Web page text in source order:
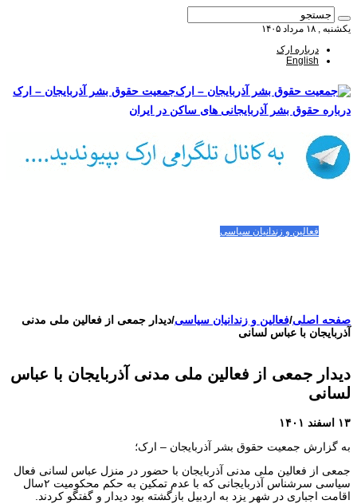
یکشنبه , ۱۸ مرداد ۱۴۰۵
درباره ارک
English
جمعیت حقوق بشر آذربایجان – ارک
درباره حقوق بشر آذربایجانی های ساکن در ایران
فعالین و زندانیان سیاسی
صفحه اصلی/فعالین و زندانیان سیاسی/دیدار جمعی از فعالین ملی مدنی
آذربایجان با عباس لسانی
دیدار جمعی از فعالین ملی مدنی آذربایجان با عباس
لسانی
۱۳ اسفند ۱۴۰۱
به گزارش جمعیت حقوق بشر آذربایجان – ارک؛
جمعی از فعالین ملی مدنی آذربایجان با حضور در منزل عباس لسانی فعال
سیاسی سرشناس آذربایجانی که با عدم تمکین به حکم محکومیت ۲سال
اقامت اجباری در شهر یزد به اردبیل بازگشته بود دیدار و گفتگو کردند.